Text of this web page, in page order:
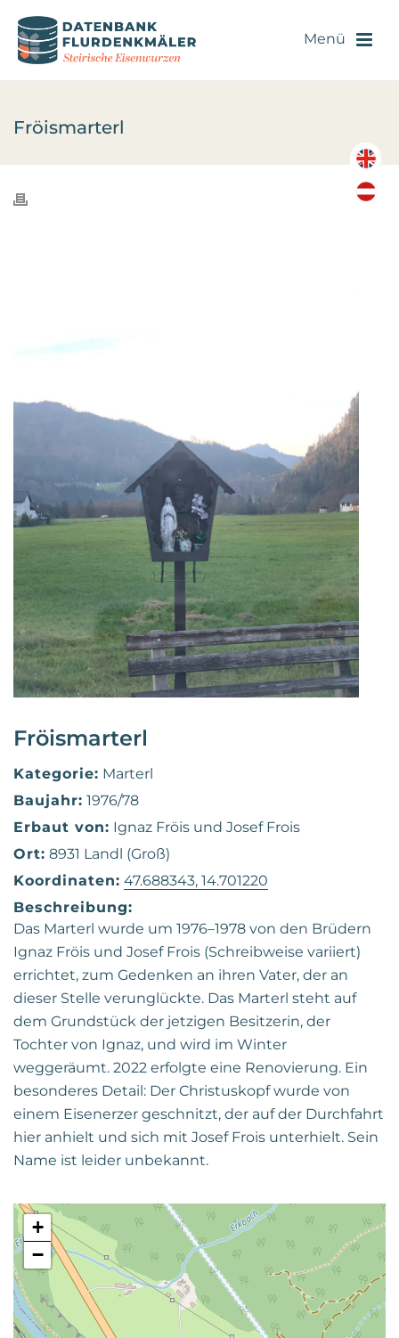
Fröismarterl
Fröismarterl
Kategorie: Marterl
Baujahr: 1976/78
Erbaut von: Ignaz Fröis und Josef Frois
Ort: 8931 Landl (Groß)
Koordinaten: 47.688343, 14.701220
Beschreibung:
Das Marterl wurde um 1976–1978 von den Brüdern
Ignaz Fröis und Josef Frois (Schreibweise variiert)
errichtet, zum Gedenken an ihren Vater, der an
dieser Stelle verunglückte. Das Marterl steht auf
dem Grundstück der jetzigen Besitzerin, der
Tochter von Ignaz, und wird im Winter
weggeräumt. 2022 erfolgte eine Renovierung. Ein
besonderes Detail: Der Christuskopf wurde von
einem Eisenerzer geschnitzt, der auf der Durchfahrt
hier anhielt und sich mit Josef Frois unterhielt. Sein
Name ist leider unbekannt.
+
−